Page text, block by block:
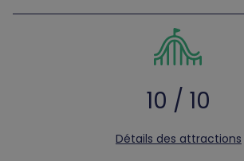
10 / 10
Détails des attractions